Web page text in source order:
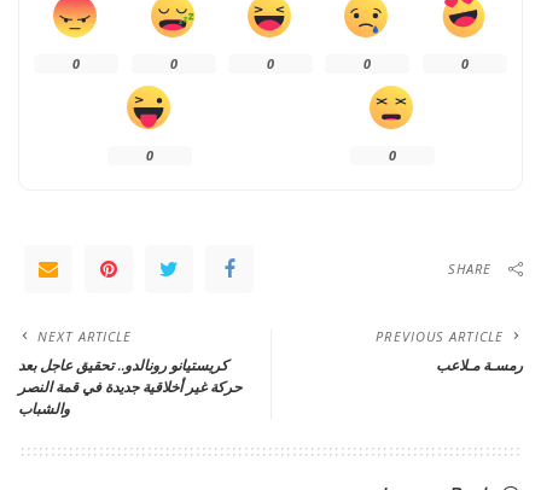
0
0
0
0
0
0
0
SHARE
PREVIOUS ARTICLE
رمسـة مـلاعب
NEXT ARTICLE
كريستيانو رونالدو.. تحقيق عاجل بعد
حركة غير أخلاقية جديدة في قمة النصر
والشباب